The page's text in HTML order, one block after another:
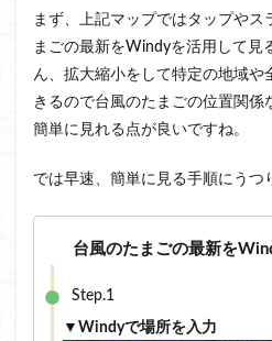
まず、上記マップではタップやス
まごの最新をWindyを活用して見
ん、拡大縮小をして特定の地域や
きるので台風のたまごの位置関係
簡単に見れる点が良いですね。
では早速、簡単に見る手順にうつ
台風のたまごの最新を
Step.1
▼Windyで場所を入力